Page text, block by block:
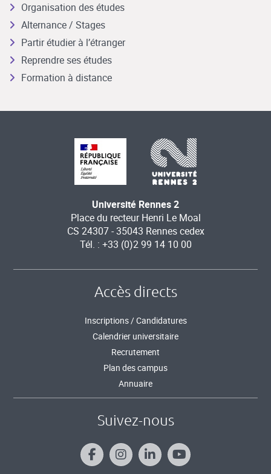
Organisation des études
Alternance / Stages
Partir étudier à l’étranger
Reprendre ses études
Formation à distance
Université Rennes 2
Place du recteur Henri Le Moal
CS 24307 - 35043 Rennes cedex
Tél. : +33 (0)2 99 14 10 00
Accès directs
Inscriptions / Candidatures
Calendrier universitaire
Recrutement
Plan des campus
Annuaire
Suivez-nous